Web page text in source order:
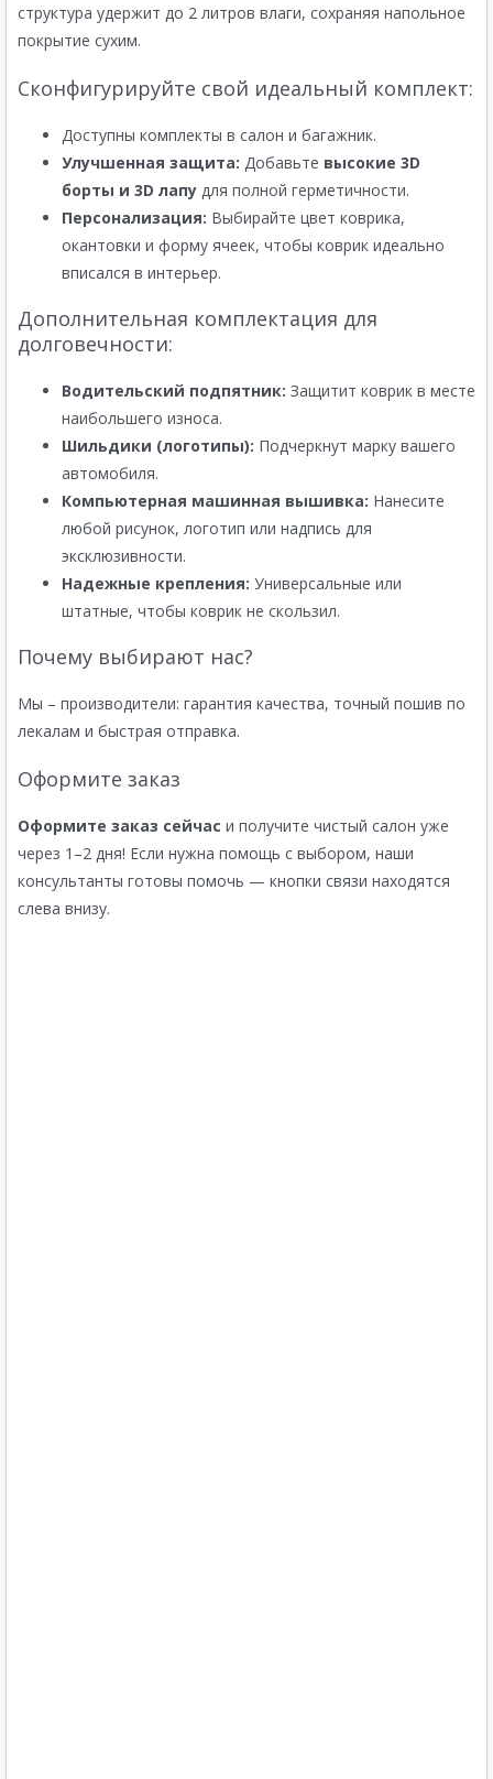
структура удержит до 2 литров влаги, сохраняя напольное
покрытие сухим.
Сконфигурируйте свой идеальный комплект:
Доступны комплекты в салон и багажник.
Улучшенная защита: Добавьте высокие 3D
борты и 3D лапу для полной герметичности.
Персонализация: Выбирайте цвет коврика,
окантовки и форму ячеек, чтобы коврик идеально
вписался в интерьер.
Дополнительная комплектация для
долговечности:
Водительский подпятник: Защитит коврик в месте
наибольшего износа.
Шильдики (логотипы): Подчеркнут марку вашего
автомобиля.
Компьютерная машинная вышивка: Нанесите
любой рисунок, логотип или надпись для
эксклюзивности.
Надежные крепления: Универсальные или
штатные, чтобы коврик не скользил.
Почему выбирают нас?
Мы – производители: гарантия качества, точный пошив по
лекалам и быстрая отправка.
Оформите заказ
Оформите заказ сейчас и получите чистый салон уже
через 1–2 дня! Если нужна помощь с выбором, наши
консультанты готовы помочь — кнопки связи находятся
слева внизу.